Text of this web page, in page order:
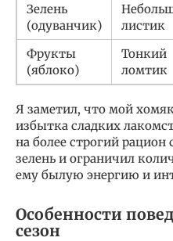
Зелень
(одуванчик)
листик
Фрукты
(яблоко)
Тонкий
ломтик
Я заметил, что мой
избытка сладких
на более строгий
зелень и ограничил
ему былую энергию и
Особенности
сезон